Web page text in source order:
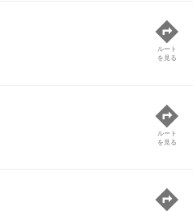
ルート
を見る
ルート
を見る